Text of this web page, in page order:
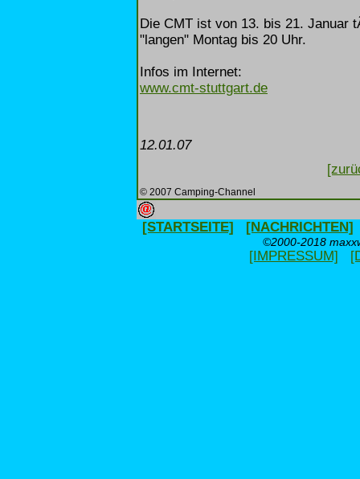
Die CMT ist von 13. bis 21. Januar
"langen" Montag bis 20 Uhr.
Infos im Internet:
www.cmt-stuttgart.de
12.01.07
© 2007 Camping-Channel
[STARTSEITE] [NACHRICHTEN]
©2000-2018
[IMPRESSUM]